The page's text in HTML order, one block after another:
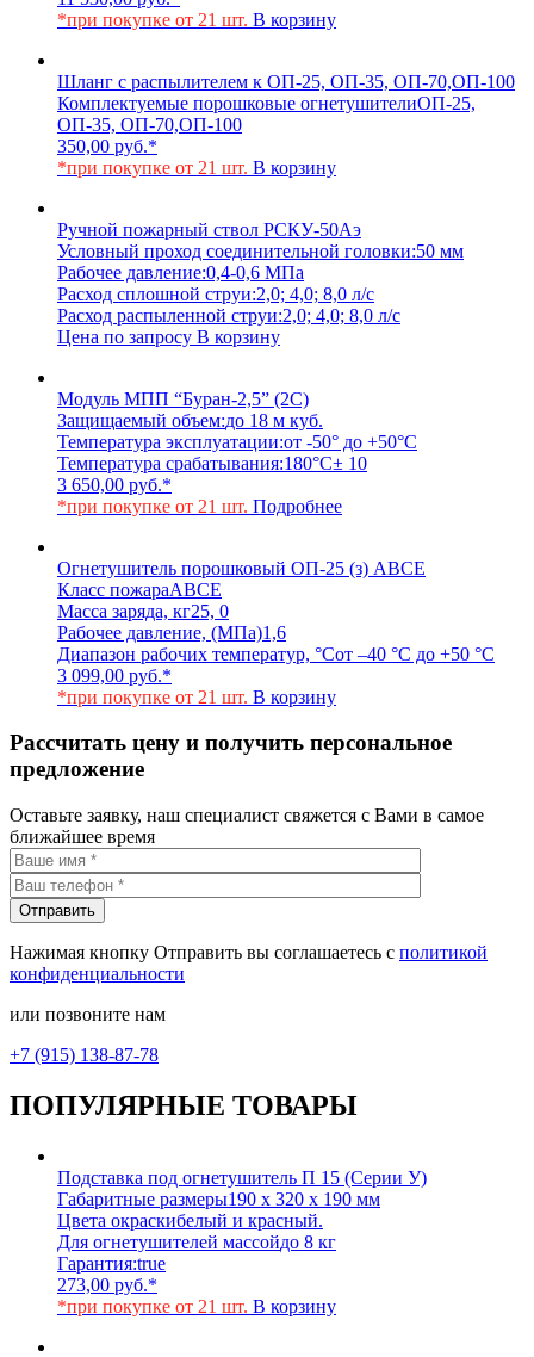
*при покупке от 21 шт. В корзину
Шланг с распылителем к ОП-25, ОП-35, ОП-70,ОП-100
Комплектуемые порошковые огнетушителиОП-25,
ОП-35, ОП-70,ОП-100
350,00 руб.*
*при покупке от 21 шт. В корзину
Ручной пожарный ствол РСКУ-50Аэ
Условный проход соединительной головки:50 мм
Рабочее давление:0,4-0,6 МПа
Расход сплошной струи:2,0; 4,0; 8,0 л/с
Расход распыленной струи:2,0; 4,0; 8,0 л/с
Цена по запросу В корзину
Модуль МПП “Буран-2,5” (2С)
Защищаемый объем:до 18 м куб.
Температура эксплуатации:от -50° до +50°С
Температура срабатывания:180°С± 10
3 650,00 руб.*
*при покупке от 21 шт. Подробнее
Огнетушитель порошковый ОП-25 (з) АВСЕ
Класс пожараАВСЕ
Масса заряда, кг25, 0
Рабочее давление, (МПа)1,6
Диапазон рабочих температур, °Сот –40 °С до +50 °С
3 099,00 руб.*
*при покупке от 21 шт. В корзину
Рассчитать цену и получить персональное
предложение
Оставьте заявку, наш специалист свяжется с Вами в самое
ближайшее время
Нажимая кнопку Отправить вы соглашаетесь с политикой
конфиденциальности
или позвоните нам
+7 (915) 138-87-78
ПОПУЛЯРНЫЕ ТОВАРЫ
Подставка под огнетушитель П 15 (Серии У)
Габаритные размеры190 х 320 х 190 мм
Цвета окраскибелый и красный.
Для огнетушителей массойдо 8 кг
Гарантия:true
273,00 руб.*
*при покупке от 21 шт. В корзину